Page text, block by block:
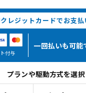
レジットカードでお支
付与
一回払いも可能
プランや駆動方式を選択